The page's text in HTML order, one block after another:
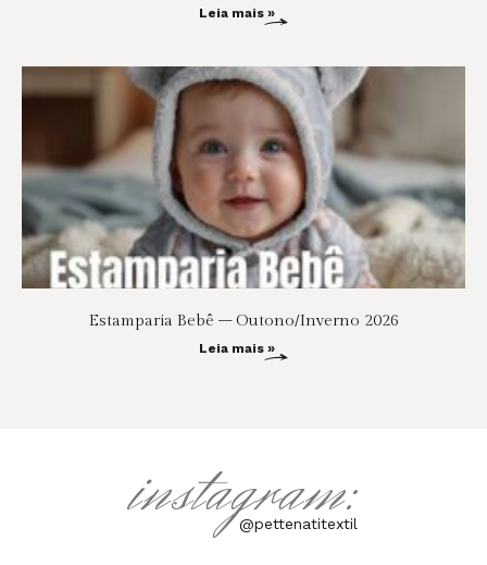
Leia mais »
Estamparia Bebê – Outono/Inverno 2026
Leia mais »
instagram:
@pettenatitextil